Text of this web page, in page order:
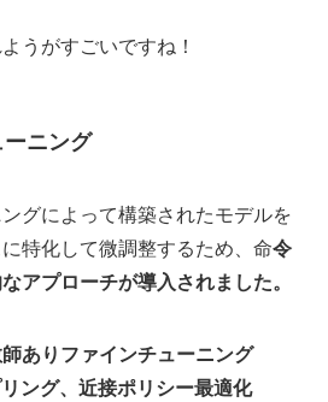
うがすごいですね！
ニング
グによって構築されたモデルを
特化して微調整するため、命令
アプローチが導入されました。
ありファインチューニング
ング、近接ポリシー最適化